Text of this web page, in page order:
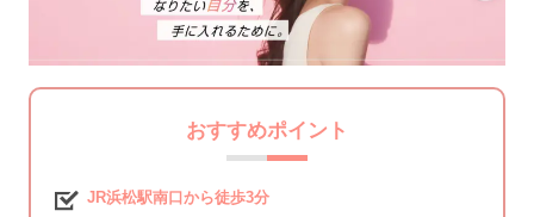
おすすめポイント
JR浜松駅南口から徒歩3分